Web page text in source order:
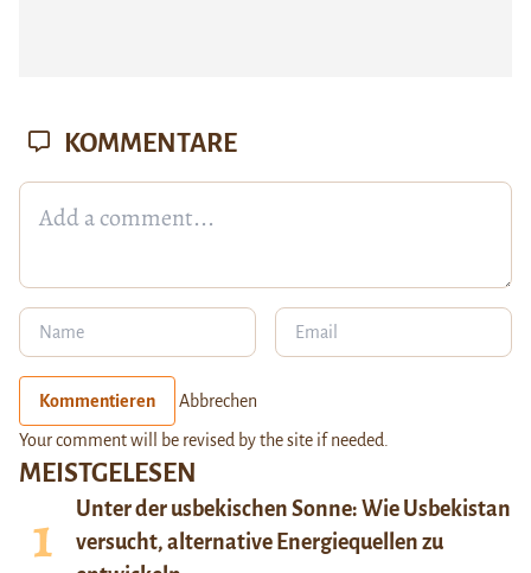
MEISTGELESEN
Unter der usbekischen Sonne: Wie Usbekistan
versucht, alternative Energiequellen zu
KOMMENTARE
Kommentieren Abbrechen
Your comment will be revised by the site if needed.